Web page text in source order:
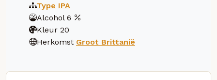
Type IPA
Alcohol 6
Kleur 20
Herkomst Groot Brittanië